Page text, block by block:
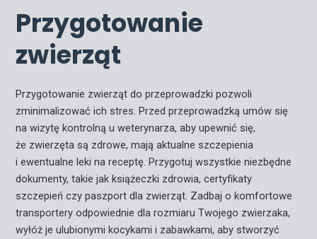
Przygotowanie
zwierząt
Przygotowanie zwierząt do przeprowadzki pozwoli
zminimalizować ich stres. Przed przeprowadzką umów się
na wizytę kontrolną u weterynarza, aby upewnić się,
że zwierzęta są zdrowe, mają aktualne szczepienia
i ewentualne leki na receptę. Przygotuj wszystkie niezbędne
dokumenty, takie jak książeczki zdrowia, certyfikaty
szczepień czy paszport dla zwierząt. Zadbaj o komfortowe
transportery odpowiednie dla rozmiaru Twojego zwierzaka,
wyłóż je ulubionymi kocykami i zabawkami, aby stworzyć